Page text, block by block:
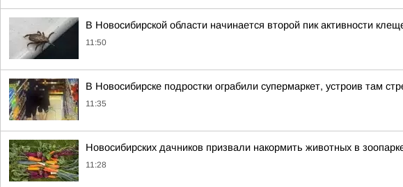
В Новосибирской области начинается второй пик активности
11:50
В Новосибирске подростки ограбили супермаркет, устроив там
11:35
Новосибирских дачников призвали накормить животных в
11:28